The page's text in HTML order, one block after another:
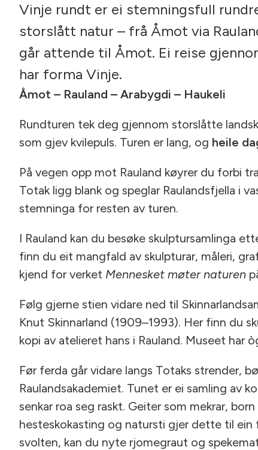
Vinje rundt er ei stemningsfull
storslått natur – frå Åmot via
går attende til Åmot. Ei reise
har forma Vinje.
Åmot – Rauland – Arabygdi – Haukeli
Rundturen tek deg gjennom storslåtte
som gjev kvilepuls. Turen er lang, og heile
På vegen opp mot Rauland køyrer du forbi
Totak ligg blank og speglar Raulandsfjella i
stemninga for resten av turen.
I Rauland kan du besøke skulptursamlinga
finn du eit mangfald av skulpturar, måleri,
kjend for verket Mennesket møter naturen
Følg gjerne stien vidare ned til
Knut Skinnarland (1909–1993). Her finn du
kopi av atelieret hans i Rauland. Museet har
Før ferda går vidare langs Totaks strender,
Raulandsakademiet. Tunet er ei samling av
senkar roa seg raskt. Geiter som mekrar,
hesteskokasting og natursti gjer dette til
svolten, kan du nyte rjomegraut og